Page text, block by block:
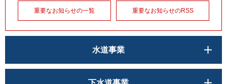
重要なお知らせの一覧 重要なお知らせのRSS
水道事業